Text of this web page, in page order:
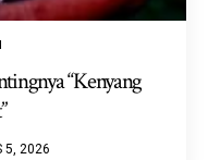
“Kenyang
5, 2026